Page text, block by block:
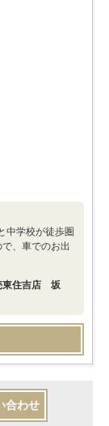
中学校が徒歩圏
、車でのお出
東住吉店 坂
合わせ